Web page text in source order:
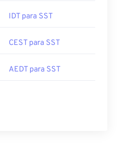
IDT para SST
CEST para SST
AEDT para SST